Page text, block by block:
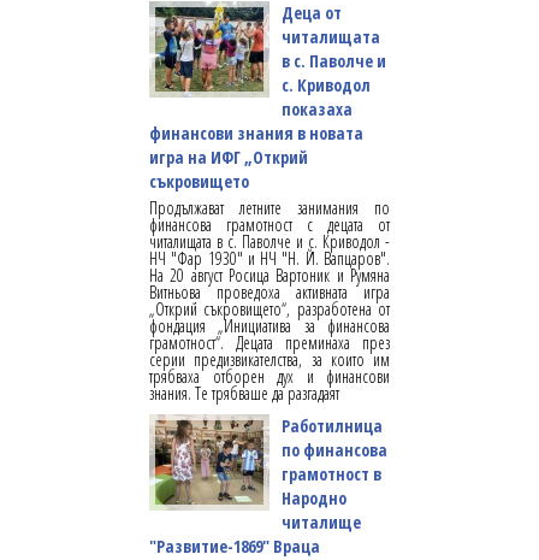
Деца от
читалищата
в с. Паволче и
с. Криводол
показаха
финансови знания в новата
игра на ИФГ „Открий
съкровището
Продължават летните занимания по
финансова грамотност с децата от
читалищата в с. Паволче и с. Криводол -
НЧ "Фар 1930" и НЧ "Н. Й. Вапцаров".
На 20 август Росица Вартоник и Румяна
Витньова проведоха активната игра
„Открий съкровището“, разработена от
фондация „Инициатива за финансова
грамотност“. Децата преминаха през
серии предизвикателства, за които им
трябваха отборен дух и финансови
знания. Те трябваше да разгадаят
Работилница
по финансова
грамотност в
Народно
читалище
"Развитие-1869" Враца